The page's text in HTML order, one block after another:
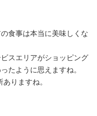
食事は本当に美味しくな
スエリアがショッピング
たように思えますね。
りますね。